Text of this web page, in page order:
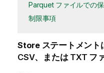
Parquet ファイルでの
制限事項
Storeステートメント
CSV、または TXT フ